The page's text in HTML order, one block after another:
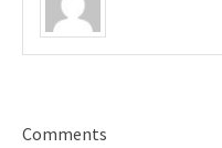
Comments